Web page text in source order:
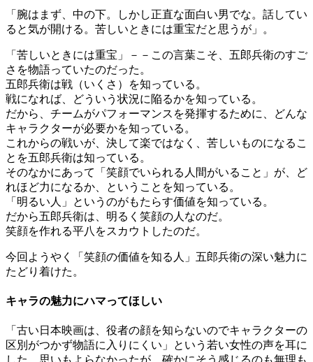
「腕はまず、中の下。しかし正直な面白い男でな。話してい
ると気が開ける。苦しいときには重宝だと思うが」。
「苦しいときには重宝」－－この言葉こそ、五郎兵衛のすご
さを物語っていたのだった。
五郎兵衛は戦（いくさ）を知っている。
戦になれば、どういう状況に陥るかを知っている。
だから、チームがパフォーマンスを発揮するために、どんな
キャラクターが必要かを知っている。
これからの戦いが、決して楽ではなく、苦しいものになるこ
とを五郎兵衛は知っている。
そのなかにあって「笑顔でいられる人間がいること」が、ど
れほど力になるか、ということを知っている。
「明るい人」というのがもたらす価値を知っている。
だから五郎兵衛は、明るく笑顔の人なのだ。
笑顔を作れる平八をスカウトしたのだ。
今回ようやく「笑顔の価値を知る人」五郎兵衛の深い魅力に
たどり着けた。
キャラの魅力にハマってほしい
「古い日本映画は、役者の顔を知らないのでキャラクターの
区別がつかず物語に入りにくい」という若い女性の声を耳に